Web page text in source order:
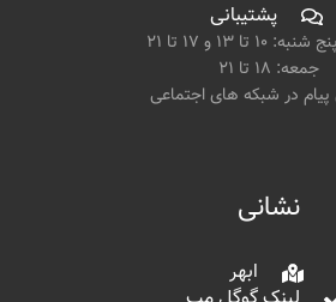
پشتیبانی
تا ۱۳ و ۱۷ تا ۲۱
جمعه: ۱۸ تا ۲۱
پیام در شبکه های اجتماعی
نشانی
ابهر